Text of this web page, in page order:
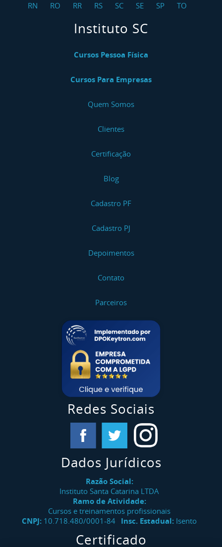
RN
RO RR RS SC SE SP TO
Instituto SC
Cursos Pessoa Física
Cursos Para Empresas
Quem Somos
Clientes
Certificação
Blog
Cadastro PF
Cadastro PJ
Depoimentos
Contato
Parceiros
Redes Sociais
Dados Jurídicos
Razão Social:
Instituto Santa Catarina LTDA
Ramo de Atividade:
Cursos e treinamentos profissionais
CNPJ: 10.718.480/0001-84 Insc. Estadual: Isento
Certificado